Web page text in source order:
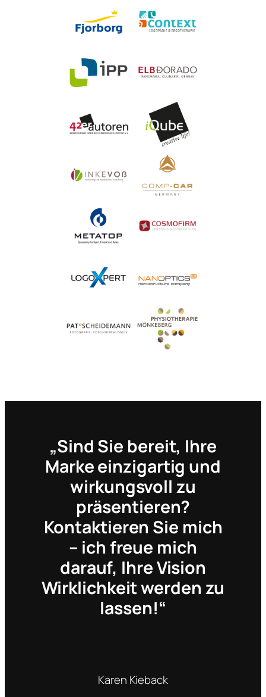
„Sind Sie bereit, Ihre
Marke einzigartig und
wirkungsvoll zu
präsentieren?
Kontaktieren Sie mich
– ich freue mich
darauf, Ihre Vision
Wirklichkeit werden zu
lassen!“
Karen Kieback